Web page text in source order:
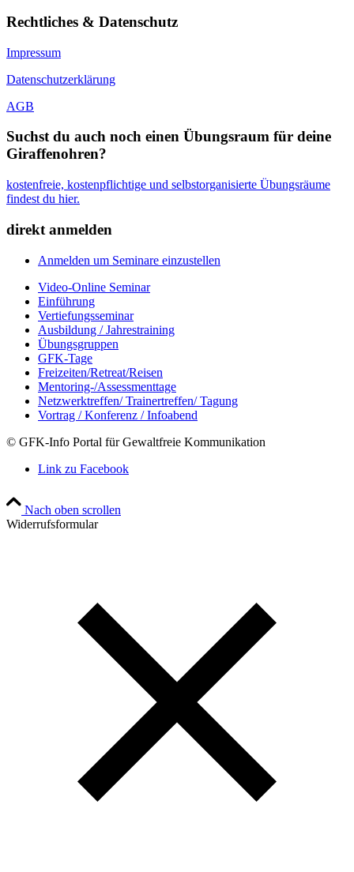
Rechtliches & Datenschutz
Impressum
Datenschutzerklärung
AGB
Suchst du auch noch einen Übungsraum für deine
Giraffenohren?
kostenfreie, kostenpflichtige und selbstorganisierte Übungsräume
findest du hier.
direkt anmelden
Anmelden um Seminare einzustellen
Video-Online Seminar
Einführung
Vertiefungsseminar
Ausbildung / Jahrestraining
Übungsgruppen
GFK-Tage
Freizeiten/Retreat/Reisen
Mentoring-/Assessmenttage
Netzwerktreffen/ Trainertreffen/ Tagung
Vortrag / Konferenz / Infoabend
© GFK-Info Portal für Gewaltfreie Kommunikation
Link zu Facebook
Nach oben scrollen
Widerrufsformular